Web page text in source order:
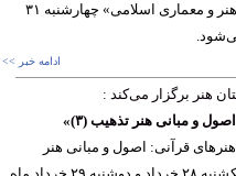
موضوع «نقش منابع دانش استیفاء در تاریخ هنر و معماری اسلامی» چهارشنبه ۳۱
ادامه خبر >>
برگزار می‌كند :‌
و مبانی هنر تذهیب (۳)»
قرآنی: اصول و مبانی هنر